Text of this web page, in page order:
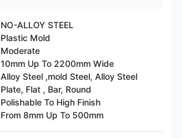
NO-ALLOY STEEL
Plastic Mold
Moderate
10mm Up To 2200mm Wide
Alloy Steel ,mold Steel, Alloy Steel
Plate, Flat , Bar, Round
Polishable To High Finish
From 8mm Up To 500mm